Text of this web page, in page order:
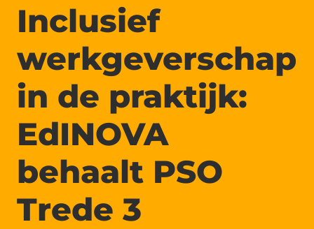
Inclusief
werkgeverschap
in de praktijk:
EdINOVA
behaalt PSO
Trede 3